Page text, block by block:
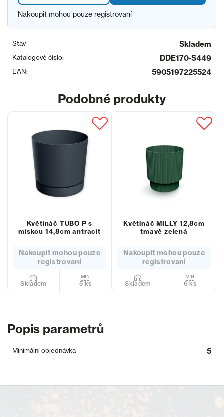
Nakoupit mohou pouze registrovaní
Stav Skladem
Katalogové číslo: DDE170-S449
EAN: 5905197225524
Podobné produkty
Květináč TUBO P s
miskou 14,8cm antracit
Nakoupit mohou pouze
registrovaní
Skladem 5 ks
Květináč MILLY 12,8cm
tmavě zelená
Nakoupit mohou pouze
registrovaní
Skladem 6 ks
Popis parametrů
Minimální objednávka 5